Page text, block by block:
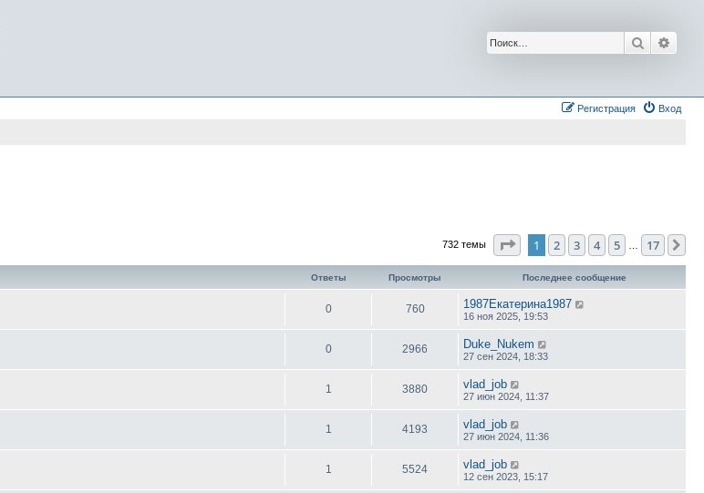
Поиск
Вход
Регистрация
732 темы Страница1 из 17
1 2 3 4 5 17
Ответы Просмотры Последнее сообщение
0 760 1987Екатерина1987
16 ноя 2025, 19:53
0 2966 Duke_Nukem
27 сен 2024, 18:33
1 3880 vlad_job
27 июн 2024, 11:37
1 4193 vlad_job
27 июн 2024, 11:36
1 5524 vlad_job
12 сен 2023, 15:17